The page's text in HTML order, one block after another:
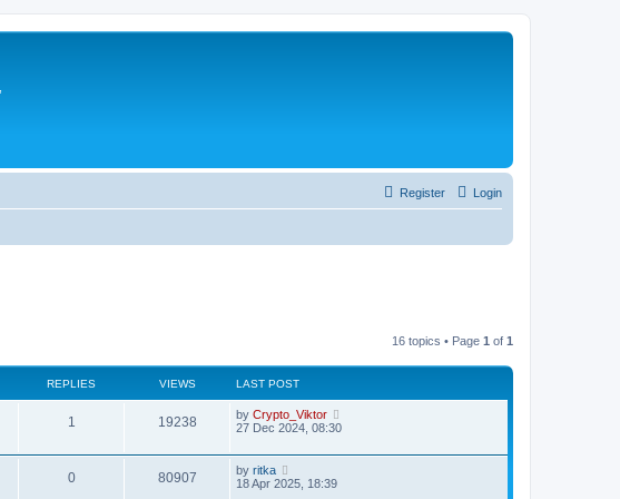
Login
Register
16 topics • Page 1 of 1
REPLIES VIEWS LAST POST
1 19238 by Crypto_Viktor
27 Dec 2024, 08:30
0 80907 by ritka
18 Apr 2025, 18:39